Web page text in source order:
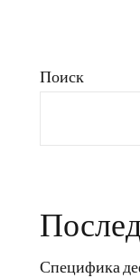
Поиск
Специфика